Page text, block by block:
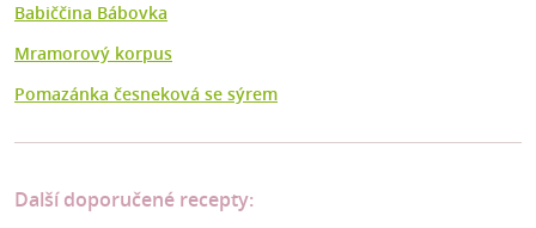
Babiččina Bábovka
Mramorový korpus
Pomazánka česneková se sýrem
Další doporučené recepty: